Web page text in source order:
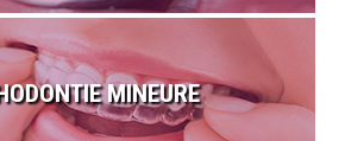
MINEURE